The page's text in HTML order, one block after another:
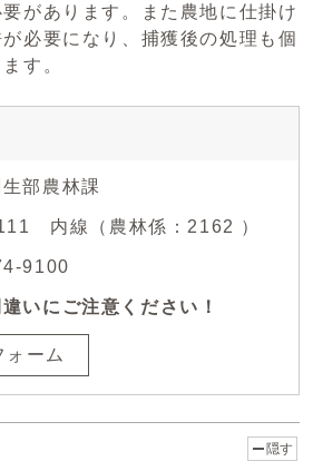
があります。また農地に仕掛け
必要になり、捕獲後の処理も個
す。
部農林課
内線（農林係：2162 ）
9100
いにご注意ください！
ォーム
隠す